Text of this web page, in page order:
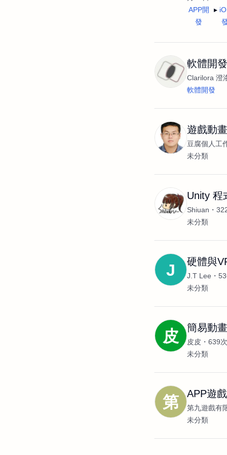
APP開
發
軟體開
Clarilora 澄
軟體開發
遊戲動
豆腐個人工
未分類
Unity 程
Shiuan
未分類
J 硬體與
J.T Lee
未分類
皮 簡易動
皮皮
639
未分類
第 APP遊
第九遊戲有
未分類